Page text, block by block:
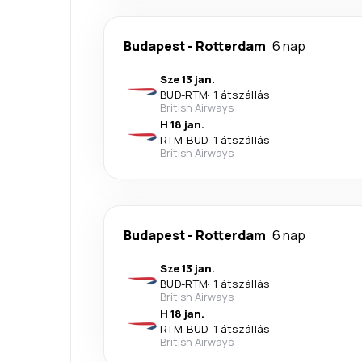
Budapest- Rotterdam 6 nap
Sze 13 jan.
BUD-RTM· 1 átszállás
British Airways
H 18 jan.
RTM-BUD· 1 átszállás
British Airways
Budapest- Rotterdam 6 nap
Sze 13 jan.
BUD-RTM· 1 átszállás
British Airways
H 18 jan.
RTM-BUD· 1 átszállás
British Airways